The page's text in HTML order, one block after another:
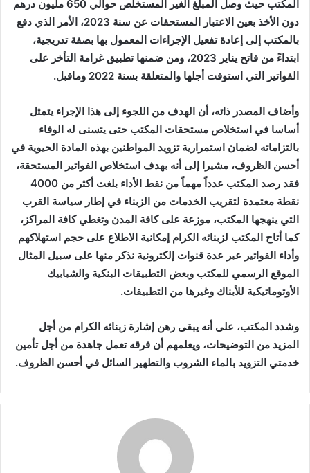
المكتب حيث وصل المبلغ الغير المستخلص حوالي 650 مليون درهم
دون الأخذ بعين الاعتبار المستحقات عن سنة 2023، الأمر الذي دفع
بالمكتب إلى إعادة تفعيل الإجراءات المعمول بها بصفة تدريجية،
ابتداءً من فاتح يناير 2023، ومن ضمنها تطبيق غرامة التأخر على
الفواتير التي استوفت أجلها والمتعلقة بسنة 2022 وماقبل.
وأضاف المصدر ذاته، أن الهدف من اللجوء إلى هذا الإجراء يتمثل
أساسا في استخلاص مستحقات المكتب حتى يتسنى له الوفاء
بالتزاماته لضمان استمرارية تزويد المواطنين بهذه المادة الحيوية في
أحسن الظروف، مشيرا إلى أنه بهدف استخلاص الفواتير المستحقة،
فقد رصد المكتب عدداً مهماً من نقط الأداء بلغت أكثر من 4000
نقطة معتمدة لتقريب الخدمات من الزبناء في إطار سياسة القرب
التي ينهجها المكتب، موزعة على كافة المدن وتغطي كافة المراكز،
كما أتاح المكتب لزبنائه الكرام إمكانية الاطلاع على حجم استهلاكهم
وأداء الفواتير عبر عدة قنوات إلكترونية نذكر منها على سبيل المثال
الموقع الرسمي للمكتب وبعض التطبيقات البنكية والشبابيك
الأوتوماتيكية للأبناك وغيرها من التطبيقات.
وشدد المكتب، على أنه يبقى رهن إشارة زبنائه الكرام من أجل
المزيد من التوضيحات، ويعلمهم أن فرقه تعمل جاهدة من أجل تأمين
خدمتي التزويد بالماء الشروب والتطهير السائل في أحسن الظروف.